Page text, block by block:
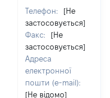
Телефон:
[Не
застосовується]
Факс:
[Не
застосовується]
Адреса
електронної
пошти (e-mail):
[Не відомо]